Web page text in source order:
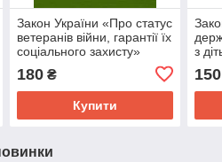
Закон України «Про статус
ветеранів війни, гарантії їх
соціального захисту»
180₴
Купити
з
150